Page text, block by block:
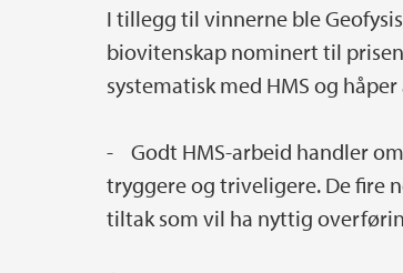
I tillegg til vinnerne ble
biovitenskap nominert til
systematisk med HMS og
- Godt HMS-arbeid handler
tryggere og triveligere. De fire
tiltak som vil ha nyttig